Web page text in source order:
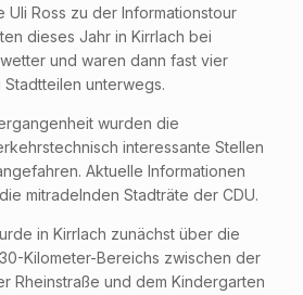
Uli Ross zu der Informationstour
dieses Jahr in Kirrlach bei
und waren dann fast vier
unterwegs.
wurden die
interessante Stellen
Aktuelle Informationen
mitradelnden Stadträte der CDU.
in Kirrlach zunächst über die
Kilometer-Bereichs zwischen der
Rheinstraße und dem Kindergarten